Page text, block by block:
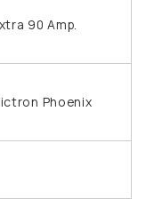
90 Amp.
Phoenix